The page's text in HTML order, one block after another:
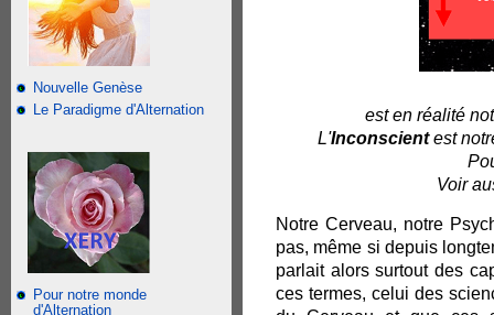
Nouvelle Genèse
Le Paradigme d'Alternation
Pour notre monde
d'Alternation
est en réalité
L'Inconscientest
Voir
Notre Cerveau, notre
pas, même si depuis
parlait alors surtout des
ces termes, celui des